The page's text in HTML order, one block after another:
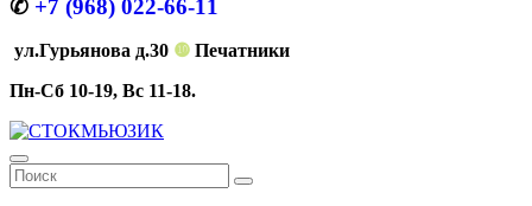
✆ +7 (968) 022-66-11
ул.Гурьянова д.30 ❿ Печатники
Пн-Сб 10-19, Вс 11-18.